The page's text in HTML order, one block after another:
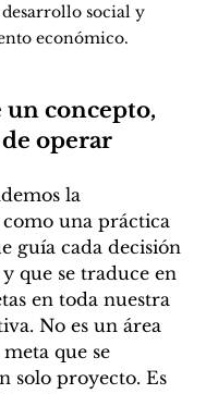
social y
económico.
un concepto,
operar
la
una práctica
guía cada decisión
que se traduce en
en toda nuestra
No es un área
que se
solo proyecto. Es